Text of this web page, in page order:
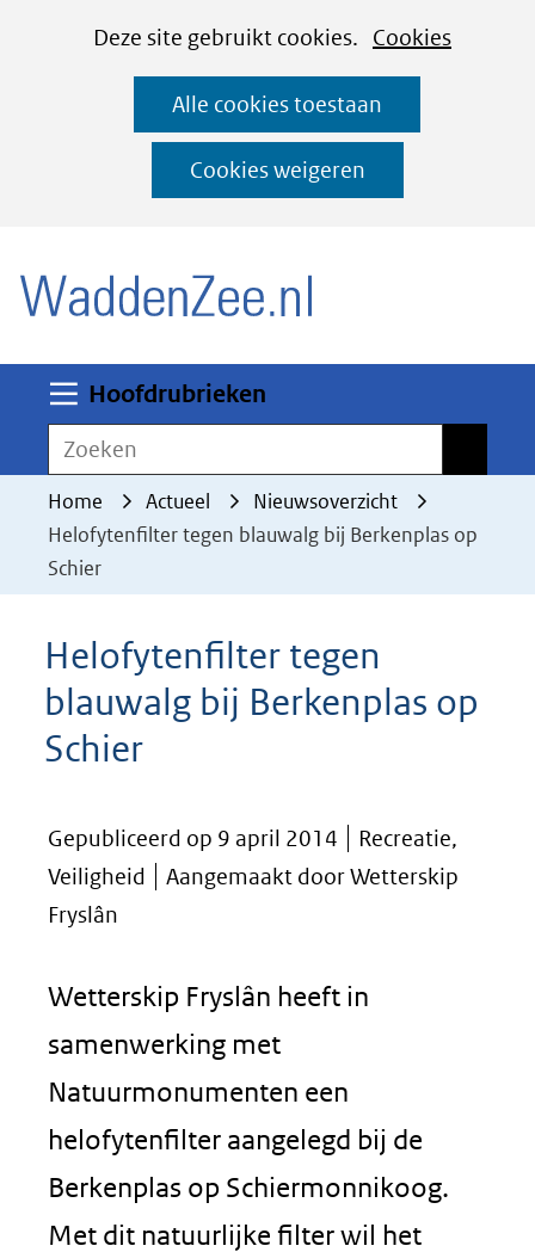
CookiesDeze site gebruikt cookies. Cookies
deze
worden
toegestaan
geweigerd.
Alle cookies toestaan
Cookies weigeren
Ga
naar
de
inhoud
Hoofdrubrieken
Zoeken
Home Actueel
Nieuwsoverzicht
Helofytenfilter tegen blauwalg bij Berkenplas op
Schier
Helofytenfilter tegen
blauwalg bij Berkenplas op
Schier
Gepubliceerd op 9 april 2014
Recreatie,
Veiligheid
Aangemaakt door Wetterskip
Fryslân
Wetterskip Fryslân heeft in
samenwerking met
Natuurmonumenten een
helofytenfilter aangelegd bij de
Berkenplas op Schiermonnikoog.
Met dit natuurlijke filter wil het